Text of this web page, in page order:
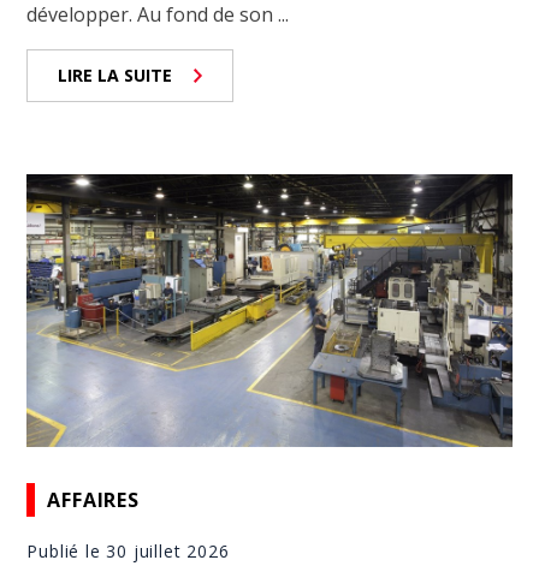
développer. Au fond de son ...
LIRE LA SUITE
AFFAIRES
Publié le 30 juillet 2026